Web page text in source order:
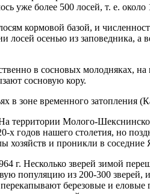
уже более 500 лосей, т. е.
кормовой базой, и
лосей осенью из заповедника,
в сосновых молодняках,
сосновую кору.
в зоне временного затопления
Молого-
х годов нашего столетия, но
хозяйств и проникли в
г. Несколько зверей зимой
популяцию из 200-300
березовые и еловые